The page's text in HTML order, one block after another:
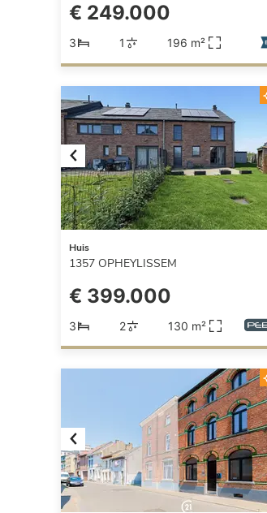
€ 249.000
3 1 196 m²
Previous
Huis
1357 OPHEYLISSEM
€ 399.000
3 2 130 m²
Previous